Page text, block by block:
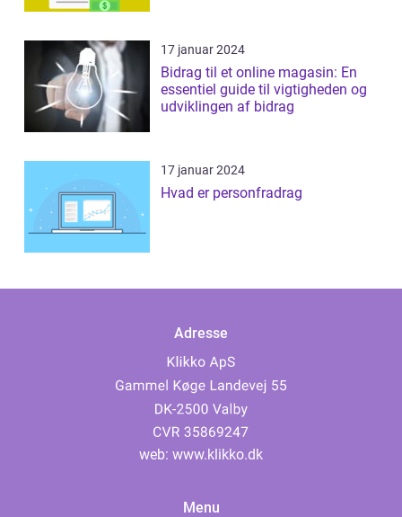
17 januar 2024
Bidrag til et online magasin: En
essentiel guide til vigtigheden og
udviklingen af bidrag
17 januar 2024
Hvad er personfradrag
Adresse
web: www.klikko.dk
Menu